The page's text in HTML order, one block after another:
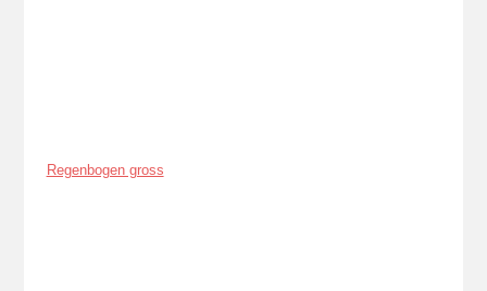
Regenbogen gross